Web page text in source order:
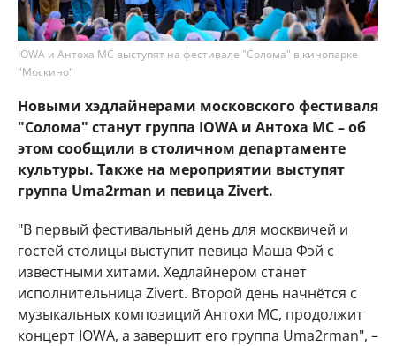
IOWA и Антоха МС выступят на фестивале "Солома" в кинопарке
"Москино"
Новыми хэдлайнерами московского фестиваля
"Солома" станут группа IOWA и Антоха МС – об
этом сообщили в столичном департаменте
культуры. Также на мероприятии выступят
группа Uma2rman и певица Zivert.
"В первый фестивальный день для москвичей и
гостей столицы выступит певица Маша Фэй с
известными хитами. Хедлайнером станет
исполнительница Zivert. Второй день начнётся с
музыкальных композиций Антохи МС, продолжит
концерт IOWA, а завершит его группа Uma2rman", –